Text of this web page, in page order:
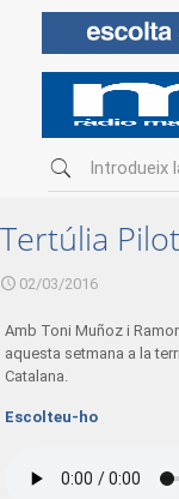
Tertúlia
02/03/2016
Amb Toni Muñoz i
aquesta setmana a la
Catalana.
Escolteu-ho